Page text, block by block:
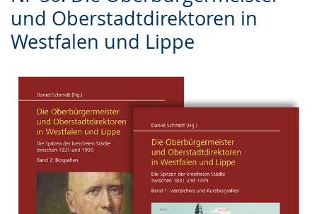
und Oberstadtdirektoren in
Westfalen und Lippe
Sprache
wechseln.
Unterstützung.
in
Deutscher
wird
angezeigt.